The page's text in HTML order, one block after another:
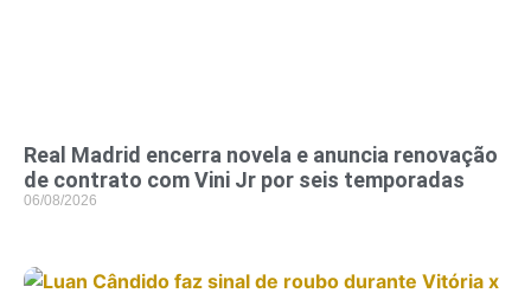
Real Madrid encerra novela e anuncia renovação
de contrato com Vini Jr por seis temporadas
06/08/2026